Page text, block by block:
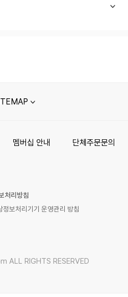
멤버십 안내 단체주문문의
처리방침
정보처리기기 운영관리 방침
ALL RIGHTS RESERVED